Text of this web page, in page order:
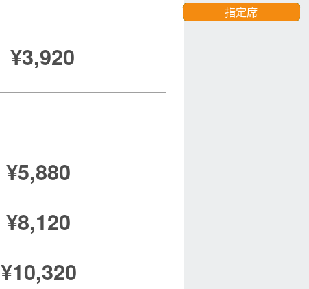
自由席
指定席
自由席
指定席
自由席
指定席
¥3,920
¥5,880
¥8,120
¥10,320